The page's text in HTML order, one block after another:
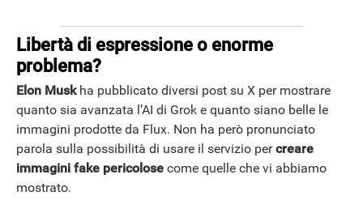
Libertà di espressione o enorme
problema?
Elon Muskha pubblicato diversi post su X per mostrare
quanto sia avanzata l’AI di Grok e quanto siano belle le
immagini prodotte da Flux. Non ha però pronunciato
parola sulla possibilità di usare il servizio percreare
immagini fake pericolose come quelle che vi abbiamo
mostrato.